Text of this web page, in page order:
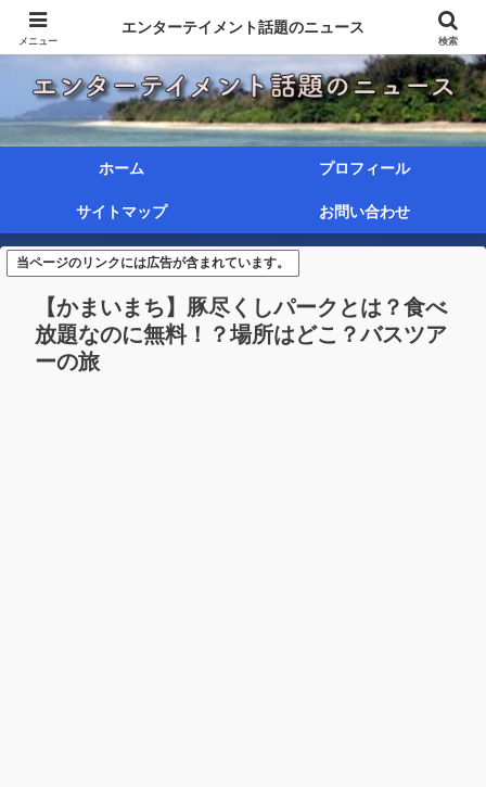
ホーム プロフィール
サイトマップ お問い合わせ
当ページのリンクには広告が含まれています。
【かまいまち】豚尽くしパークとは？食べ
放題なのに無料！？場所はどこ？バスツア
ーの旅
メニュー
エンターテイメント話題のニュース
検索